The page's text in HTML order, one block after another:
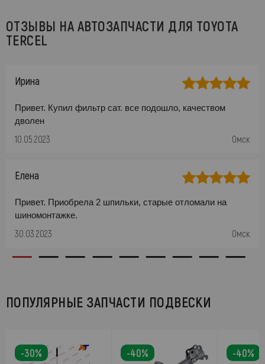
ОТЗЫВЫ НА АВТОЗАПЧАСТИ ДЛЯ TOYOTA
TERCEL
Ирина
Привет. Купил фильтр сат. все подошло, качеством
дволен
10.05.2023 Омск
Елена
Привет. Приобрела 2 шпильки, старые отломали на
шиномонтажке.
30.03.2023 Омск
ПОПУЛЯРНЫЕ ЗАПЧАСТИ ПОДВЕСКИ
-30% -40% -40%